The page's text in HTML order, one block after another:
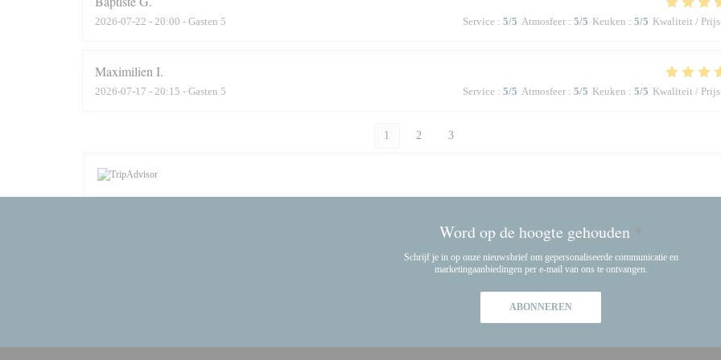
2026-07-22 - 20:00 - Gasten 5 Service : 5/5 Atmosfeer : 5/5 Keuken : 5/5 Kwaliteit / Prijs
Maximilien I
2026-07-17 - 20:15 - Gasten 5 Service : 5/5 Atmosfeer : 5/5 Keuken : 5/5 Kwaliteit / Prijs
1 2 3
Word op de hoogte gehouden *
Schrijf je in op onze nieuwsbrief om gepersonaliseerde communicatie en
marketingaanbiedingen per e-mail van ons te ontvangen.
ABONNEREN